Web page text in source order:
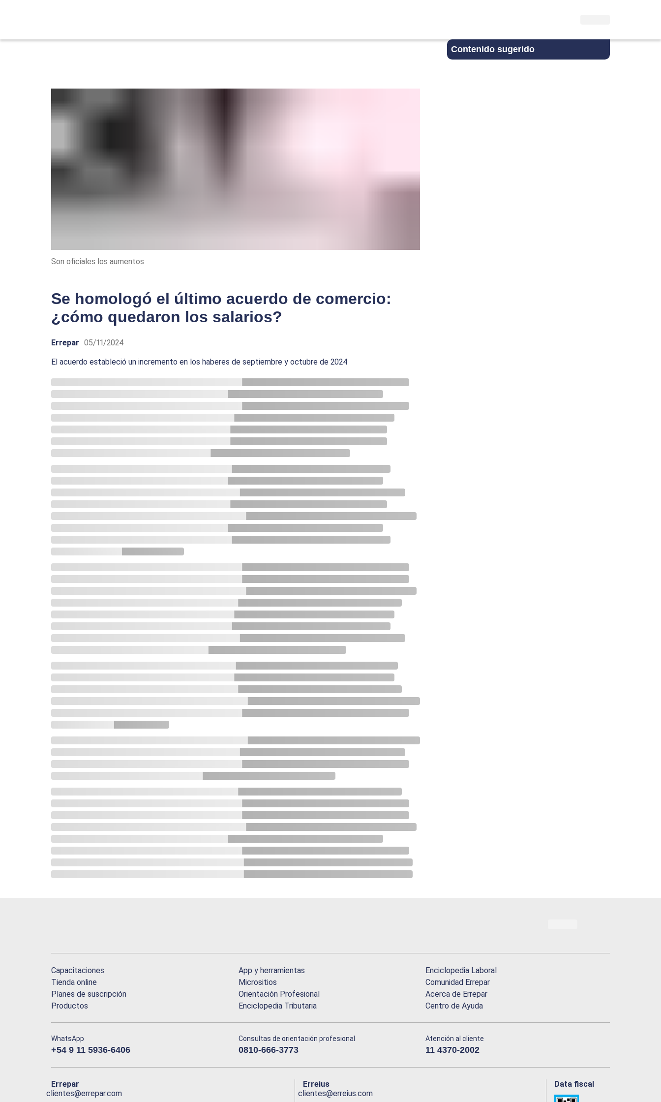
Contenido sugerido
Son oficiales los aumentos
Se homologó el último acuerdo de comercio:
¿cómo quedaron los salarios?
Errepar 05/11/2024
El acuerdo estableció un incremento en los haberes de septiembre y octubre de 2024
Capacitaciones
Tienda online
Planes de suscripción
Productos
App y herramientas
Micrositios
Orientación Profesional
Enciclopedia Tributaria
Enciclopedia Laboral
Comunidad Errepar
Acerca de Errepar
Centro de Ayuda
WhatsApp
+54 9 11 5936-6406
Consultas de orientación profesional
0810-666-3773
Atención al cliente
11 4370-2002
Errepar
clientes@errepar.com
Erreius
clientes@erreius.com
Data fiscal